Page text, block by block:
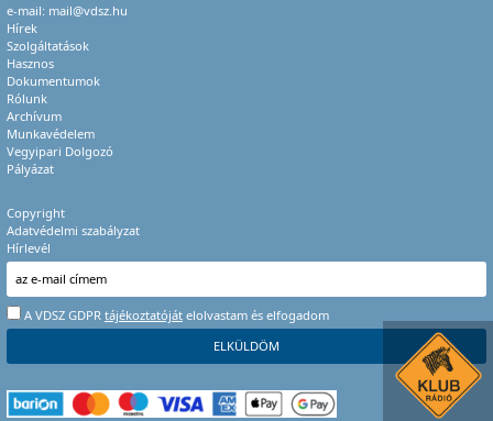
e-mail: mail@vdsz.hu
Hírek
Szolgáltatások
Hasznos
Dokumentumok
Rólunk
Archívum
Munkavédelem
Vegyipari Dolgozó
Pályázat
Copyright
Adatvédelmi szabályzat
Hírlevél
A VDSZ GDPR tájékoztatóját elolvastam és elfogadom